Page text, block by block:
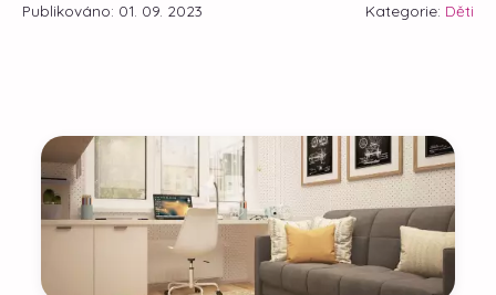
Publikováno: 01. 09. 2023 Kategorie: Děti